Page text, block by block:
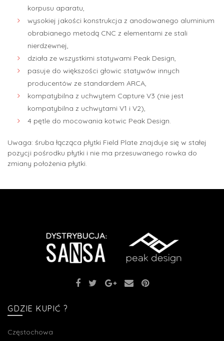
korpusu aparatu,
wysokiej jakości konstrukcja z anodowanego aluminium
obrabianego metodą CNC z elementami ze stali
nierdzewnej,
działa ze wszystkimi statywami Peak Design,
pasuje do większości głowic statywów innych
producentów ze standardem ARCA,
kompatybilna z uchwytem Capture V3 (nie jest
kompatybilna z uchwytami V1 i V2),
4 pętle do mocowania kotwic Peak Design.
Uwaga: śruba łącząca płytki Field Plate znajduje się w stałej
pozycji pośrodku płytki i nie ma przesuwanego rowka do
zmiany położenia płytki.
GDZIE KUPIĆ ?
Częstochowa